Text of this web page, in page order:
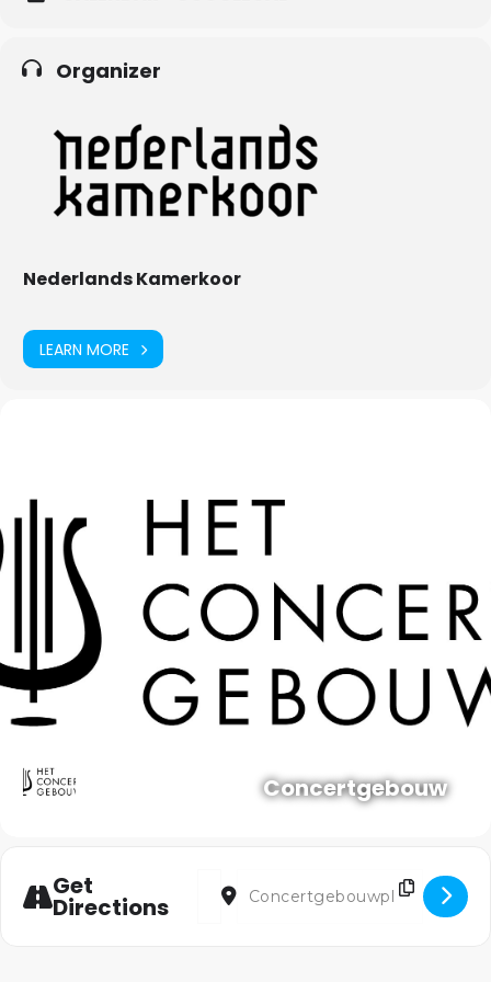
Een programma vol rouw én schoonheid. Krachtig in zijn eenvoud.
eenvoudige, maar veelzeggende manier waarop de zangers en
muzikanten in de zaal staan opgesteld, geeft de uitvoering
nog meer impact.
Organizer
Nederlands Kamerkoor
LEARN MORE
Concertgebouw
Get
Directions
Address - Requiem - Fauré [MuOSEPUbr]
Destination Address - Requiem -